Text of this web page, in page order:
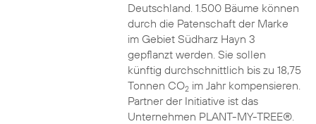
Deutschland. 1.500 Bäume können
durch die Patenschaft der Marke
im Gebiet Südharz Hayn 3
gepflanzt werden. Sie sollen
künftig durchschnittlich bis zu 18,75
Tonnen CO2im Jahr kompensieren.
Partner der Initiative ist das
Unternehmen PLANT-MY-TREE®.